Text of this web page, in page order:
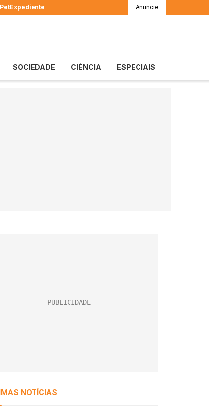
PetExpediente Anuncie
SOCIEDADE CIÊNCIA ESPECIAIS